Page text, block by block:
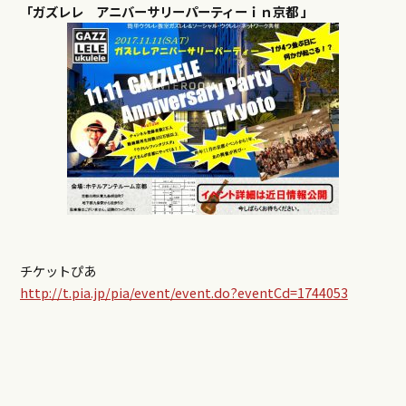
「ガズレレ アニバーサリーパーティーｉｎ京都 」
チケットぴあ
http://t.pia.jp/pia/event/event.do?eventCd=1744053